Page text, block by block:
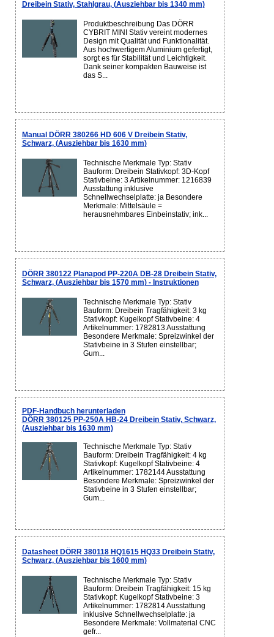
Dreibein Stativ, Stahlgrau, (Ausziehbar bis 1340 mm)
Produktbeschreibung Das DÖRR
CYBRIT MINI Stativ vereint modernes
Design mit Qualität und Funktionalität.
Aus hochwertigem Aluminium gefertigt,
sorgt es für Stabilität und Leichtigkeit.
Dank seiner kompakten Bauweise ist
das S...
Manual DÖRR 380266 HD 606 V Dreibein Stativ,
Schwarz, (Ausziehbar bis 1630 mm)
Technische Merkmale Typ: Stativ
Bauform: Dreibein Stativkopf: 3D-Kopf
Stativbeine: 3 Artikelnummer: 1216839
Ausstattung inklusive
Schnellwechselplatte: ja Besondere
Merkmale: Mittelsäule =
herausnehmbares Einbeinstativ; ink...
DÖRR 380122 Planapod PP-220A DB-28 Dreibein Stativ,
Schwarz, (Ausziehbar bis 1570 mm) - Instruktionen
Technische Merkmale Typ: Stativ
Bauform: Dreibein Tragfähigkeit: 3 kg
Stativkopf: Kugelkopf Stativbeine: 4
Artikelnummer: 1782813 Ausstattung
Besondere Merkmale: Spreizwinkel der
Stativbeine in 3 Stufen einstellbar;
Gum...
PDF-Handbuch herunterladen
DÖRR 380125 PP-250A HB-24 Dreibein Stativ, Schwarz,
(Ausziehbar bis 1630 mm)
Technische Merkmale Typ: Stativ
Bauform: Dreibein Tragfähigkeit: 4 kg
Stativkopf: Kugelkopf Stativbeine: 4
Artikelnummer: 1782144 Ausstattung
Besondere Merkmale: Spreizwinkel der
Stativbeine in 3 Stufen einstellbar;
Gum...
Datasheet DÖRR 380118 HQ1615 HQ33 Dreibein Stativ,
Schwarz, (Ausziehbar bis 1600 mm)
Technische Merkmale Typ: Stativ
Bauform: Dreibein Tragfähigkeit: 15 kg
Stativkopf: Kugelkopf Stativbeine: 3
Artikelnummer: 1782814 Ausstattung
inklusive Schnellwechselplatte: ja
Besondere Merkmale: Vollmaterial CNC
gefr...